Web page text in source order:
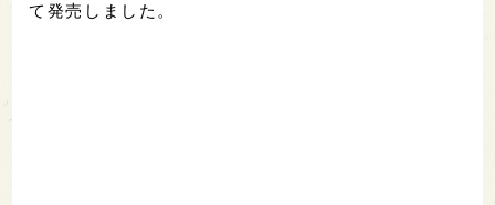
て発売しました。